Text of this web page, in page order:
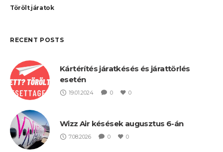
Törölt járatok
RECENT POSTS
Kártérítés járatkésés és járattörlés
esetén
19.01.2024 0 0
Wizz Air késések augusztus 6-án
7.08.2026 0 0